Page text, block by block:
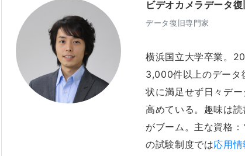
ビデオカメラデータ
データ復旧専門家
横浜国立大学卒業。
3,000件以上のデータ
状に満足せず日々デ
高めている。趣味は
がブーム。主な資格
の試験制度では応用